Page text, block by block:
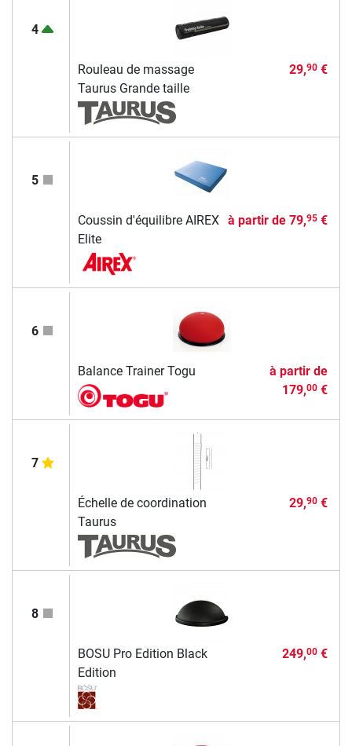
4
Rouleau de massage
Taurus Grande taille
29,90€
5
Coussin d'équilibre AIREX
Elite
à partir de 79,95€
6
Balance Trainer Togu
à partir de
179,00€
7
Échelle de coordination
Taurus
29,90€
8
BOSU Pro Edition Black
Edition
249,00€